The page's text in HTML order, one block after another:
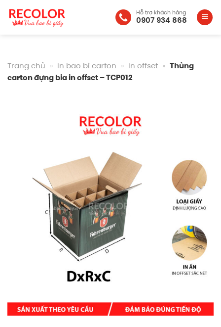
Bỏ
qua
Hỗ trợ khách hàng
0907 934 868
Trang chủ » In bao bì carton » In offset » Thùng
carton đựng bia in offset – TCP012